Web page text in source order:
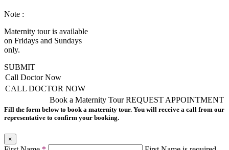
Note :
Maternity tour is available
on Fridays and Sundays
only.
SUBMIT
Call Doctor Now
CALL DOCTOR NOW
REQUEST APPOINTMENT
Book a Maternity Tour
Fill the form below to book a maternity tour. You will receive a call from our
representative to confirm your booking.
×